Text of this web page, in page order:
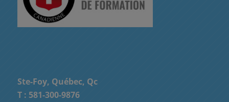
Ste-Foy, Québec, Qc
T : 581-300-9876